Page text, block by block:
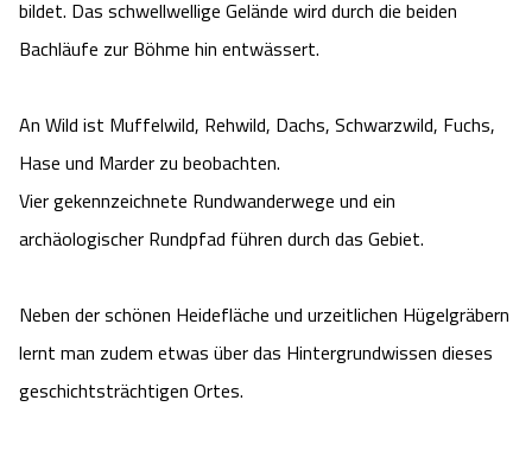
Angebote
Urlaub auf dem Bauernhof
Battle Kart Bispingen
Unterkünfte
Ausflugsziele
bildet. Das schwellwellige Gelände wird durch die beiden
Bachläufe zur Böhme hin entwässert.
An Wild ist Muffelwild, Rehwild, Dachs, Schwarzwild, Fuchs,
Hase und Marder zu beobachten.
Vier gekennzeichnete Rundwanderwege und ein
archäologischer Rundpfad führen durch das Gebiet.
Neben der schönen Heidefläche und urzeitlichen Hügelgräbern
lernt man zudem etwas über das Hintergrundwissen dieses
geschichtsträchtigen Ortes.